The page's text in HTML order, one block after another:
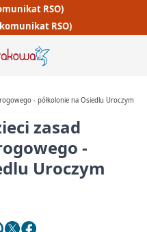
RSO)
RSO)
- półkolonie na Osiedlu Uroczym
zasad
-
Uroczym